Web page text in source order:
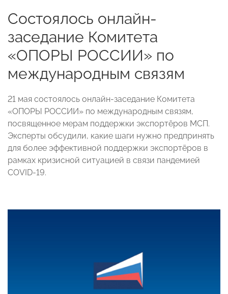
Состоялось онлайн-
заседание Комитета
«ОПОРЫ РОССИИ» по
международным связям
21 мая состоялось онлайн-заседание Комитета
«ОПОРЫ РОССИИ» по международным связям,
посвященное мерам поддержки экспортёров МСП.
Эксперты обсудили, какие шаги нужно предпринять
для более эффективной поддержки экспортёров в
рамках кризисной ситуацией в связи пандемией
COVID-19.